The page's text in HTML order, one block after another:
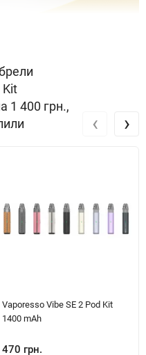
зовнішніх акумуляторів
ресурс для
продаються окремо).
вихідна потужність
Kit
1 400 грн.,
Vaporesso Vibe SE 2 Pod Kit
1400 mAh
470 грн.
‹ ›